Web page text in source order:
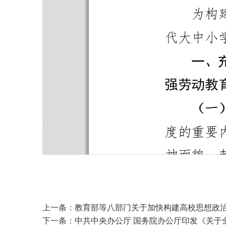
上一条： 教育部等八部门关于加快构建高校思想政
下一条： 中共中央办公厅 国务院办公厅印发《关